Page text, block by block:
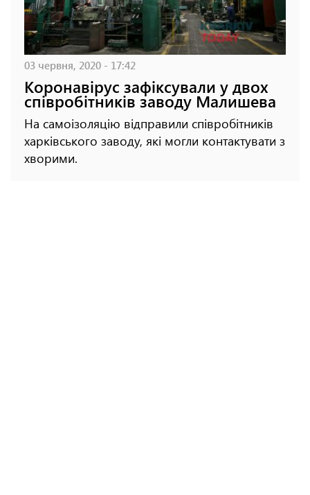
03 червня, 2020 - 17:42
Коронавірус зафіксували у двох
співробітників заводу Малишева
На самоізоляцію відправили співробітників
харківського заводу, які могли контактувати з
хворими.